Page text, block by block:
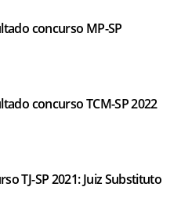
concurso MP-SP
concurso TCM-SP 2022
TJ-SP 2021: Juiz Substituto